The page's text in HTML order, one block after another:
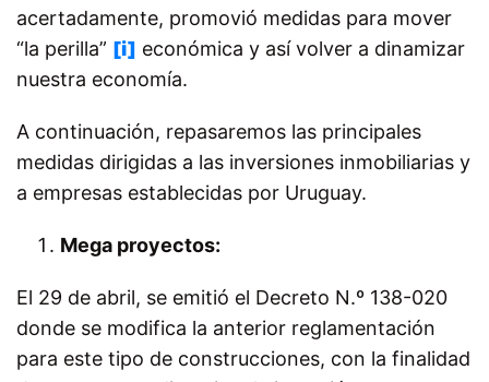
acertadamente, promovió medidas para mover
“la perilla” [i] económica y así volver a dinamizar
nuestra economía.
A continuación, repasaremos las principales
medidas dirigidas a las inversiones inmobiliarias y
a empresas establecidas por Uruguay.
Mega proyectos:
El 29 de abril, se emitió el Decreto N.º 138-020
donde se modifica la anterior reglamentación
para este tipo de construcciones, con la finalidad